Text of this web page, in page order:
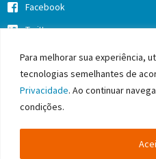
Para melhorar sua experiência,
tecnologias semelhantes de
Privacidade. Ao continuar
condições.
Facebook
Twitter
Instagram
Copyright © 2026 SINICESP -
Pesada do